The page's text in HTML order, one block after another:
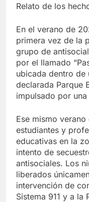
Relato de los
En el verano de
primera vez de la
grupo de
por el llamado
ubicada dentro de
declarada Parque
impulsado por
Ese mismo
estudiantes y
educativas en la
intento de
antisociales. Los
liberados
intervención de
Sistema 911 y a la